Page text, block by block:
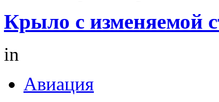
Крыло с изменяемой
in
Авиация